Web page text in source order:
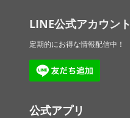
LINE公式アカウント
定期的にお得な情報配信中！
公式アプリ